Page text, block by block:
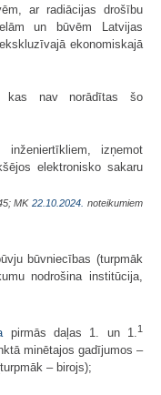
ar radiācijas drošību
un būvēm Latvijas
ekonomiskajā
kas nav norādītas šo
izņemot
elektronisko sakaru
MK22.10.2024. noteikumiem
būvniecības (turpmāk
nodrošina institūcija,
pirmās daļas 1. un 1.1
minētajos gadījumos –
– birojs);